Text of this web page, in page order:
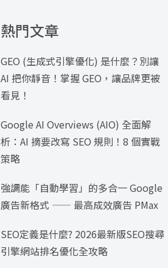
熱門文章
GEO (生成式引擎優化) 是什麼？別讓
AI 把你靜音！掌握 GEO，讓品牌更被
看見！
Google AI Overviews (AIO) 全面解
析：AI 摘要改寫 SEO 規則！8 個實戰
策略
強調能「自動學習」的多合一 Google
廣告新格式 —— 最高成效廣告 PMax
SEO定義是什麼? 2026最新版SEO搜尋
引擎網站排名優化全攻略